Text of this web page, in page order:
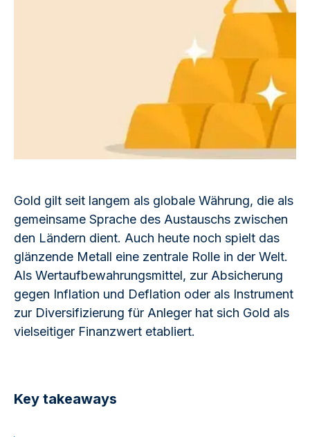
Gold gilt seit langem als globale Währung, die als
gemeinsame Sprache des Austauschs zwischen
den Ländern dient. Auch heute noch spielt das
glänzende Metall eine zentrale Rolle in der Welt.
Als Wertaufbewahrungsmittel, zur Absicherung
gegen Inflation und Deflation oder als Instrument
zur Diversifizierung für Anleger hat sich Gold als
vielseitiger Finanzwert etabliert.
Key takeaways